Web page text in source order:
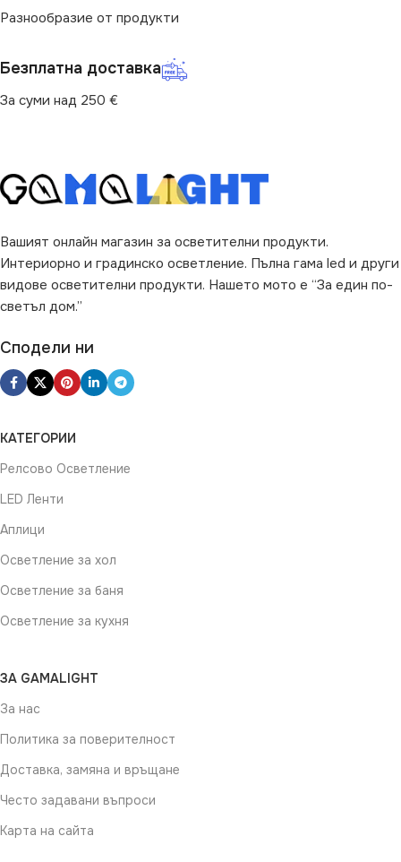
Разнообразие от продукти
Безплатна доставка
За суми над 250 €
Вашият онлайн магазин за осветителни продукти.
Интериорно и градинско осветление. Пълна гама led и други
видове осветителни продукти. Нашето мото е “За един по-
светъл дом.”
Сподели ни
КАТЕГОРИИ
Релсово Осветление
LED Ленти
Аплици
Осветление за хол
Осветление за баня
Осветление за кухня
ЗА GAMALIGHT
За нас
Политика за поверителност
Доставка, замяна и връщане
Често задавани въпроси
Карта на сайта